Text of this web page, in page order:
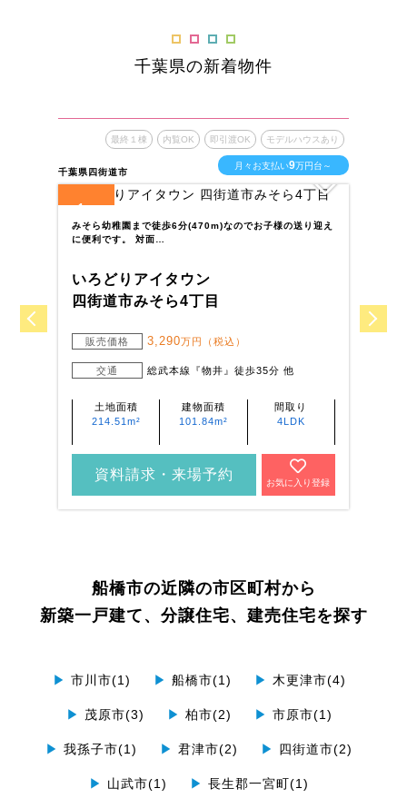
千葉県の新着物件
千葉県四街道市
最終１棟 内覧OK 即引渡OK モデルハウスあり
月々お支払い9万円台～
1
みそら幼稚園まで徒歩6分(470m)なのでお子様の送り迎え
に便利です。 対面…
いろどりアイタウン
四街道市みそら4丁目
販売価格 3,290万円（税込）
交通 総武本線『物井』徒歩35分 他
土地面積
214.51m²
建物面積
101.84m²
間取り
4LDK
資料請求・来場予約
お気に入り登録
船橋市の近隣の市区町村から
新築一戸建て、分譲住宅、建売住宅を探す
▶ 市川市(1) ▶ 船橋市(1) ▶ 木更津市(4)
▶ 茂原市(3) ▶ 柏市(2) ▶ 市原市(1)
▶ 我孫子市(1) ▶ 君津市(2) ▶ 四街道市(2)
▶ 山武市(1) ▶ 長生郡一宮町(1)